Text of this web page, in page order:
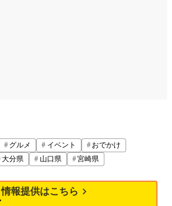
グルメ イベント
おでかけ
大分県 山口県 宮崎県
情報提供はこちら